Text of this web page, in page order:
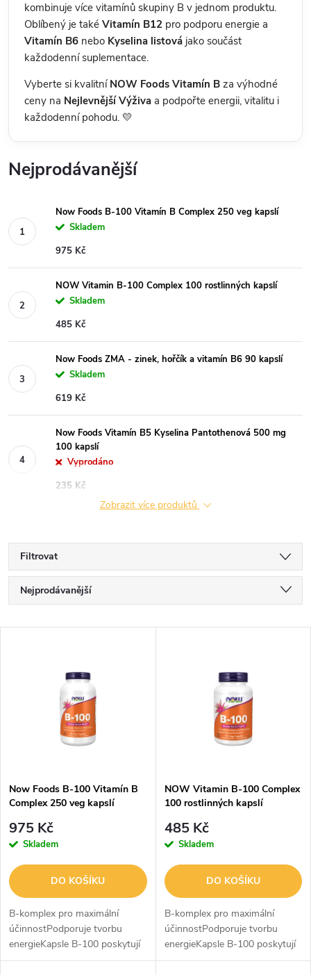
kombinuje více vitamínů skupiny B v jednom produktu.
Oblíbený je také Vitamín B12 pro podporu energie a
Vitamín B6 nebo Kyselina listová jako součást
každodenní suplementace.
Vyberte si kvalitní NOW Foods Vitamín B za výhodné
ceny na Nejlevnější Výživa a podpořte energii, vitalitu i
každodenní pohodu. 💛
Nejprodávanější
Now Foods B-100 Vitamín B Complex 250 veg kapslí
Skladem
975 Kč
NOW Vitamin B-100 Complex 100 rostlinných kapslí
Skladem
485 Kč
Now Foods ZMA - zinek, hořčík a vitamín B6 90 kapslí
Skladem
619 Kč
Now Foods Vitamín B5 Kyselina Pantothenová 500 mg
100 kapslí
Vyprodáno
235 Kč
Zobrazit více produktů
Filtrovat
Ř
a
p
r
o
d
u
Nejprodávanější
s
p
r
o
d
u
Now Foods B-100 Vitamín B
Complex 250 veg kapslí
975 Kč
Skladem
DO KOŠÍKU
B-komplex pro maximální
účinnostPodporuje tvorbu
energieKapsle B-100 poskytují
kompletní doplněk vitamínů
NOW Vitamin B-100 Complex
100 rostlinných kapslí
485 Kč
Skladem
DO KOŠÍKU
B-komplex pro maximální
účinnostPodporuje tvorbu
energieKapsle B-100 poskytují
kompletní doplněk vitamínů